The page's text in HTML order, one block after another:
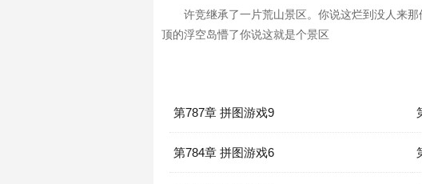
许竞继承了一片荒山景区。你说这烂到没人来
顶的浮空岛懵了你说这就是个景区
第787章 拼图游戏9
第784章 拼图游戏6